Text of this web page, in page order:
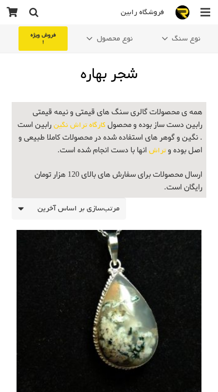
فروشگاه رابین
نوع سنگ نوع محصول
فروش ویژه
!
شجر بهاره
همه ی محصولات گالری سنگ های قیمتی و نیمه قیمتی
رابین دست ساز بوده و محصول کارگاه تراش نگینرابین است
. نگین و گوهر های استفاده شده در محصولات کاملا طبیعی و
اصل بوده وتراش انها با دست انجام شده است.
ارسال محصولات برای سفارش های بالای 120 هزار تومان
رایگان است.